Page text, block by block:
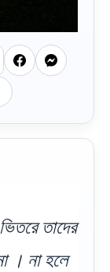
তাদের
। না হলে